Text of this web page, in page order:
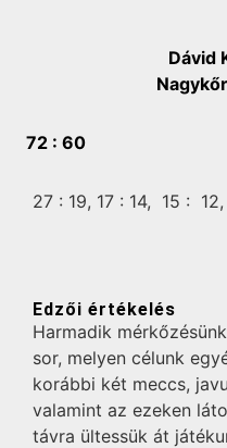
Dávid
72 : 60
27 : 19, 17 : 14, 15 : 12,
Edzői értékelés
Harmadik
sor, melyen célunk
korábbi két meccs,
valamint az ezeken
távra ültessük át